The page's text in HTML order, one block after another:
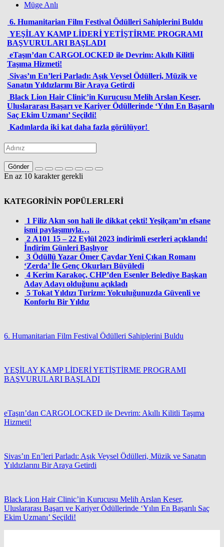
Müge Anlı
6. Humanitarian Film Festival Ödülleri Sahiplerini Buldu
YEŞİLAY KAMP LİDERİ YETİŞTİRME PROGRAMI
BAŞVURULARI BAŞLADI
eTaşın’dan CARGOLOCKED ile Devrim: Akıllı Kilitli
Taşıma Hizmeti!
Sivas’ın En’leri Parladı: Aşık Veysel Ödülleri, Müzik ve
Sanatın Yıldızlarını Bir Araya Getirdi
Black Lion Hair Clinic’in Kurucusu Melih Arslan Keser,
Uluslararası Başarı ve Kariyer Ödüllerinde ‘Yılın En Başarılı
Saç Ekim Uzmanı’ Seçildi!
Kadınlarda iki kat daha fazla görülüyor!
Gönder
En az 10 karakter gerekli
KATEGORİNİN POPÜLERLERİ
1 Filiz Akın son hali ile dikkat çekti! Yeşilçam’ın efsane
ismi paylaşımıyla…
2 A101 15 – 22 Eylül 2023 indirimli eserleri açıklandı!
İndirim Günleri Başlıyor
3 Ödüllü Yazar Ömer Çavdar Yeni Çıkan Romanı
‘Zerda’ İle Genç Okurları Büyüledi
4 Kerim Karakoç, CHP’den Esenler Belediye Başkan
Aday Adayı olduğunu açıkladı
5 Tokat Yıldızı Turizm: Yolculuğunuzda Güvenli ve
Konforlu Bir Yıldız
6. Humanitarian Film Festival Ödülleri Sahiplerini Buldu
YEŞİLAY KAMP LİDERİ YETİŞTİRME PROGRAMI
BAŞVURULARI BAŞLADI
eTaşın’dan CARGOLOCKED ile Devrim: Akıllı Kilitli Taşıma
Hizmeti!
Sivas’ın En’leri Parladı: Aşık Veysel Ödülleri, Müzik ve Sanatın
Yıldızlarını Bir Araya Getirdi
Black Lion Hair Clinic’in Kurucusu Melih Arslan Keser,
Uluslararası Başarı ve Kariyer Ödüllerinde ‘Yılın En Başarılı Saç
Ekim Uzmanı’ Seçildi!